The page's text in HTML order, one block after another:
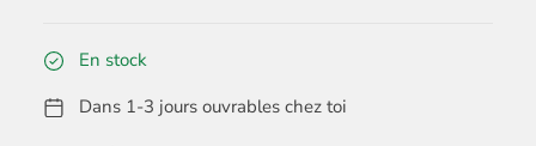
En stock
Dans 1-3 jours ouvrables chez toi